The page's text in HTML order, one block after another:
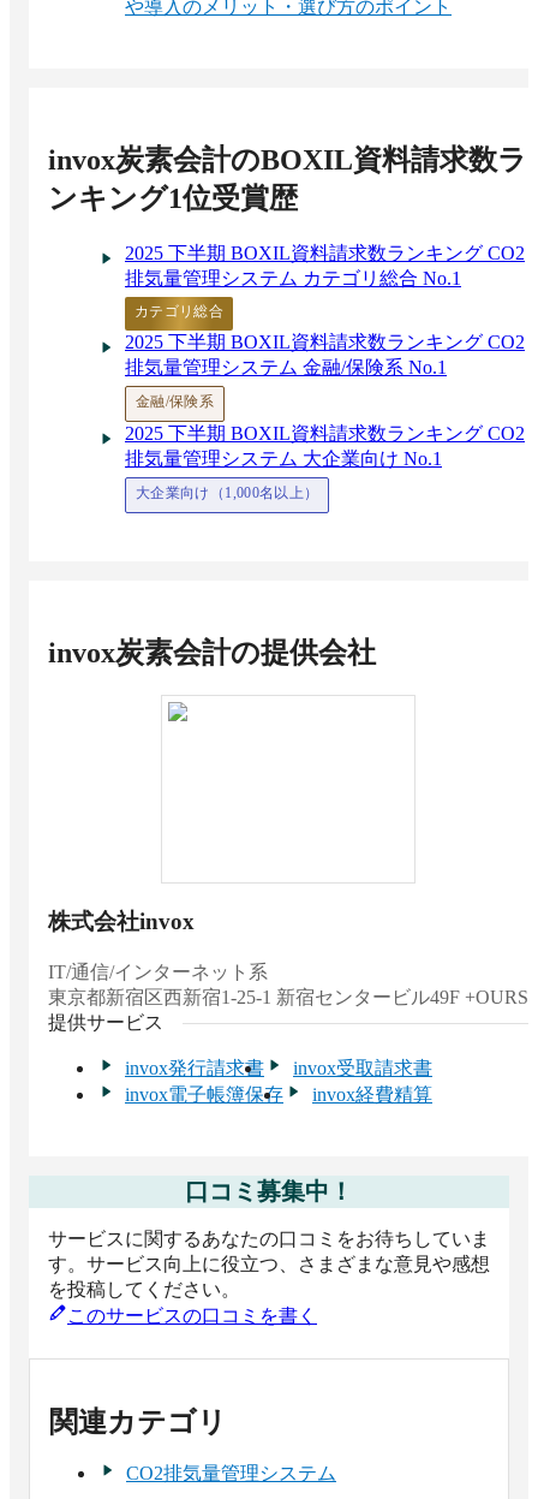
や導入のメリット・選び方のポイント
invox炭素会計のBOXIL資料請求数ラ
ンキング1位受賞歴
2025 下半期 BOXIL資料請求数ランキング CO2
排気量管理システム カテゴリ総合 No.1
カテゴリ総合
2025 下半期 BOXIL資料請求数ランキング CO2
排気量管理システム 金融/保険系 No.1
金融/保険系
2025 下半期 BOXIL資料請求数ランキング CO2
排気量管理システム 大企業向け No.1
大企業向け（1,000名以上）
invox炭素会計の提供会社
株式会社invox
IT/通信/インターネット系
東京都新宿区西新宿1-25-1 新宿センタービル49F +OURS
提供サービス
invox発行請求書
invox受取請求書
invox電子帳簿保存
invox経費精算
口コミ募集中！
サービスに関するあなたの口コミをお待ちしていま
す。サービス向上に役立つ、さまざまな意見や感想
を投稿してください。
このサービスの口コミを書く
関連カテゴリ
CO2排気量管理システム